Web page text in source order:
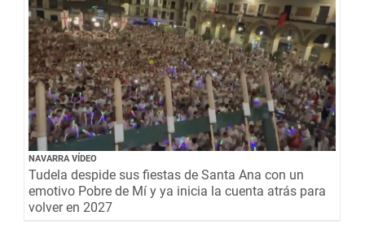
NAVARRA VÍDEO
Tudela despide sus fiestas de Santa Ana con un
emotivo Pobre de Mí y ya inicia la cuenta atrás para
volver en 2027